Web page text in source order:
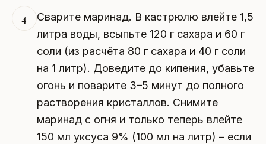
4
Сварите маринад. В кастрюлю влейте 1,5
литра воды, всыпьте 120 г сахара и 60 г
соли (из расчёта 80 г сахара и 40 г соли
на 1 литр). Доведите до кипения, убавьте
огонь и поварите 3–5 минут до полного
растворения кристаллов. Снимите
маринад с огня и только теперь влейте
150 мл уксуса 9% (100 мл на литр) – если